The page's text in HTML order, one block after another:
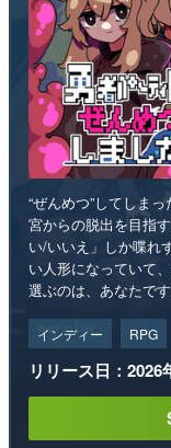
“ぜんめつ”してしま
宮からの脱出を目指
い/いいえ」しか喋れ
い人形になっていて
選ぶのは、あなたです
インディー RPG
リリース日：2026